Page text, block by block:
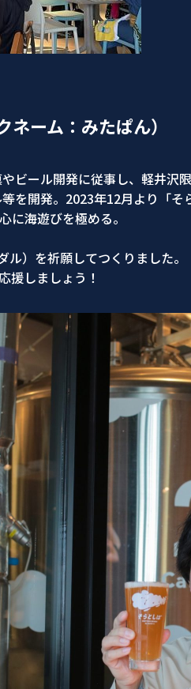
ーム：みたぱん）
ビール開発に従事し、軽井沢
を開発。2023年12月より「
に海遊びを極める。
）を祈願してつくりました。
援しましょう！